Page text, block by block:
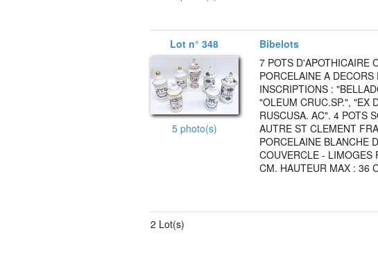
Lot n° 348 Bibelots
5 photo(s)
7 POTS D'APOTHICAIRE
PORCELAINE A
INSCRIPTIONS :
"OLEUM CRUC.SP.", "EX
RUSCUSA. AC". 4 POTS
AUTRE ST CLEMENT
PORCELAINE BLANCHE
COUVERCLE - LIMOGES
CM. HAUTEUR MAX : 36
2 Lot(s)